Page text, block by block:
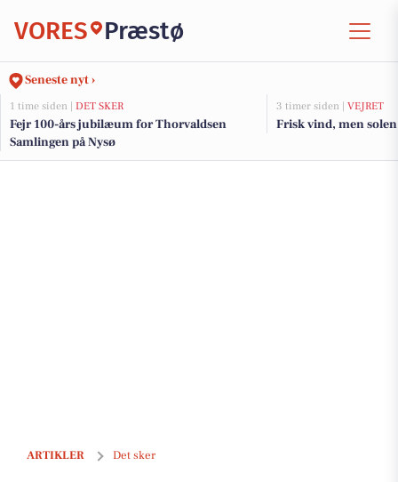
VORES Præstø
Seneste nyt ›
1 time siden | DET SKER
Fejr 100-års jubilæum for Thorvaldsen
Samlingen på Nysø
3 timer siden | VEJRET
Frisk vind, men
ARTIKLER Det sker
Sangcafé på Aggerhus Plejecenter: En hyggelig stund med musik